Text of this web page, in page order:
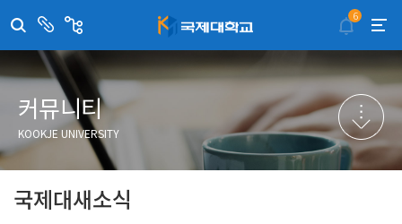
센
부
서
취·창업지원센터
국제대학교 입학안내
학술정보원
국제교류센터
산학협력단
평생교육원
교수학습지원센터
트
이메일무단수집거부
무선인터넷이용안내
포탈사이트
증명발급사이트
국제무인항공
6
커뮤니티
KOOKJE UNIVERSITY
국제대새소식